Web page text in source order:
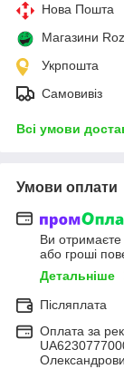
Нова Пошта
Магазини
Укрпошта
Самовивіз
Всі умови
Умови оплати
Ви
або гроші
Детальніше
Післяплата
Оплата за